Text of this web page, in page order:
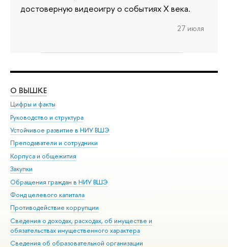
достоверную видеоигру о событиях X века.
27 июля
О ВЫШКЕ
Цифры и факты
Руководство и структура
Устойчивое развитие в НИУ ВШЭ
Преподаватели и сотрудники
Корпуса и общежития
Закупки
Обращения граждан в НИУ ВШЭ
Фонд целевого капитала
Противодействие коррупции
Сведения о доходах, расходах, об имуществе и
обязательствах имущественного характера
Сведения об образовательной организации